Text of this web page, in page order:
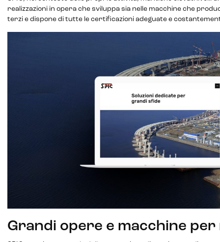
Customer segmentation
realizzazioni in opera che sviluppa sia nelle macchine che
terzi e dispone di tutte le certificazioni adeguate e
Grandi opere e macchine